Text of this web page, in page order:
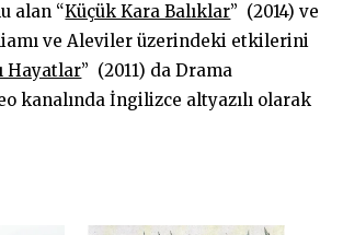
alan “Küçük Kara Balıklar” (2014) ve
ve Aleviler üzerindeki etkilerini
Hayatlar” (2011) da Drama
kanalında İngilizce altyazılı olarak